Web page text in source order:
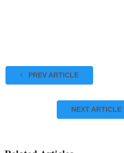
PREV ARTICLE
NEXT ARTICLE